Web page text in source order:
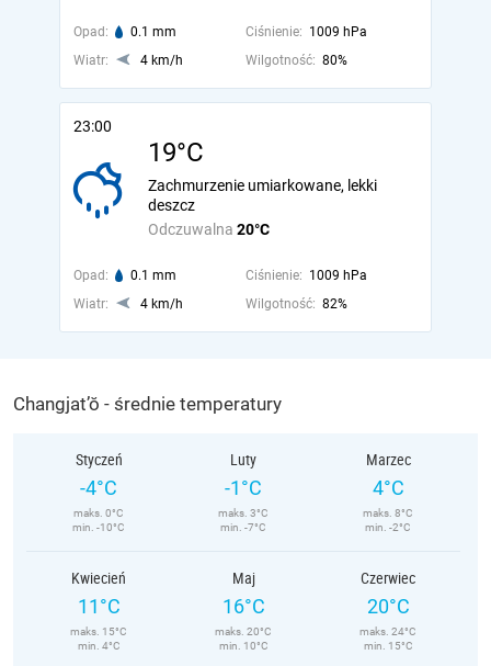
Opad: 0.1 mm Ciśnienie: 1009 hPa
Wiatr:
4 km/h Wilgotność: 80%
23:00
19°C
Odczuwalna 20°C
Zachmurzenie umiarkowane, lekki
deszcz
Opad: 0.1 mm Ciśnienie: 1009 hPa
Wiatr:
4 km/h Wilgotność: 82%
Changjat’ŏ - średnie temperatury
Styczeń
-4°C
maks. 0°C
min. -10°C
Luty
-1°C
maks. 3°C
min. -7°C
Marzec
4°C
maks. 8°C
min. -2°C
Kwiecień
11°C
maks. 15°C
min. 4°C
Maj
16°C
maks. 20°C
min. 10°C
Czerwiec
20°C
maks. 24°C
min. 15°C